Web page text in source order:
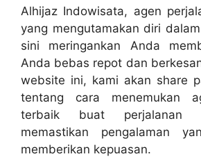
Alhijaz Indowisata, agen
yang mengutamakan diri
sini meringankan Anda
Anda bebas repot dan
website ini, kami akan share
tentang cara menemukan
terbaik buat perjalanan
memastikan pengalaman
memberikan kepuasan.